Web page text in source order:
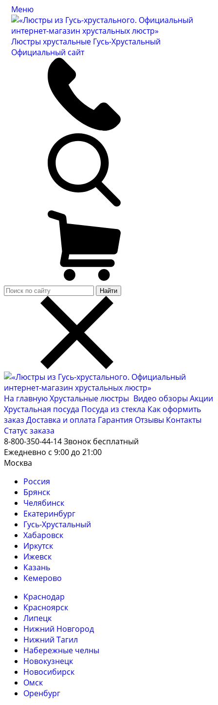
Меню
Люстры хрустальные Гусь-Хрустальный
Официальный сайт
Найти
На главнуюХрустальные люстры Видео обзоры Акции
Хрустальная посуда Посуда из стекла Как оформить
заказ Доставка и оплата Гарантия Отзывы Контакты
Cтатус заказа
8-800-350-44-14Звонок бесплатный
Ежедневно с 9:00 до 21:00
Москва
Россия
Брянск
Челябинск
Екатеринбург
Гусь-Хрустальный
Хабаровск
Иркутск
Ижевск
Казань
Кемерово
Краснодар
Красноярск
Липецк
Нижний Новгород
Нижний Тагил
Набережные челны
Новокузнецк
Новосибирск
Омск
Оренбург